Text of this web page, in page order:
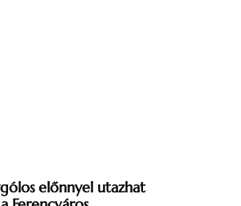
előnnyel utazhat